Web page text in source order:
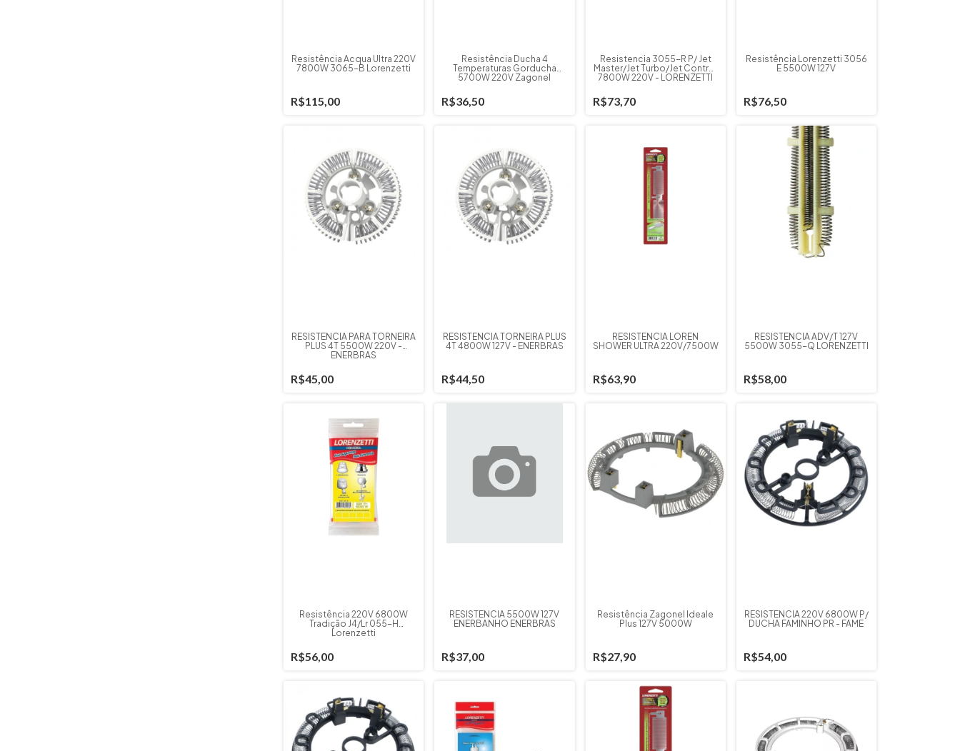
Resistência Acqua Ultra 220V
7800W 3065-B Lorenzetti
R$115,00
Resistência Ducha 4
Temperaturas Gorducha
5700W 220V Zagonel
R$36,50
Resistencia 3055-R P/ Jet
Master/Jet Turbo/Jet Control
7800W 220V - LORENZETTI
R$73,70
Resistência Lorenzetti 3056
E 5500W 127V
R$76,50
RESISTENCIA PARA TORNEIRA
PLUS 4T 5500W 220V -
ENERBRAS
R$45,00
RESISTENCIA TORNEIRA PLUS
4T 4800W 127V - ENERBRAS
R$44,50
RESISTENCIA LOREN
SHOWER ULTRA 220V/7500W
R$63,90
RESISTÊNCIA ADV/T 127V
5500W 3055-Q LORENZETTI
R$58,00
Resistência 220V 6800W
Tradição J4/Lr 055-H
Lorenzetti
R$56,00
RESISTÊNCIA 5500W 127V
ENERBANHO ENERBRAS
R$37,00
Resistência Zagonel Ideale
Plus 127V 5000W
R$27,90
RESISTENCIA 220V 6800W P/
DUCHA FAMINHO PR - FAME
R$54,00